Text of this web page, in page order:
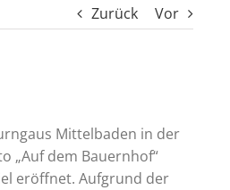
Zurück Vor
Mittelbaden in der
„Auf dem Bauernhof“
eröffnet. Aufgrund der